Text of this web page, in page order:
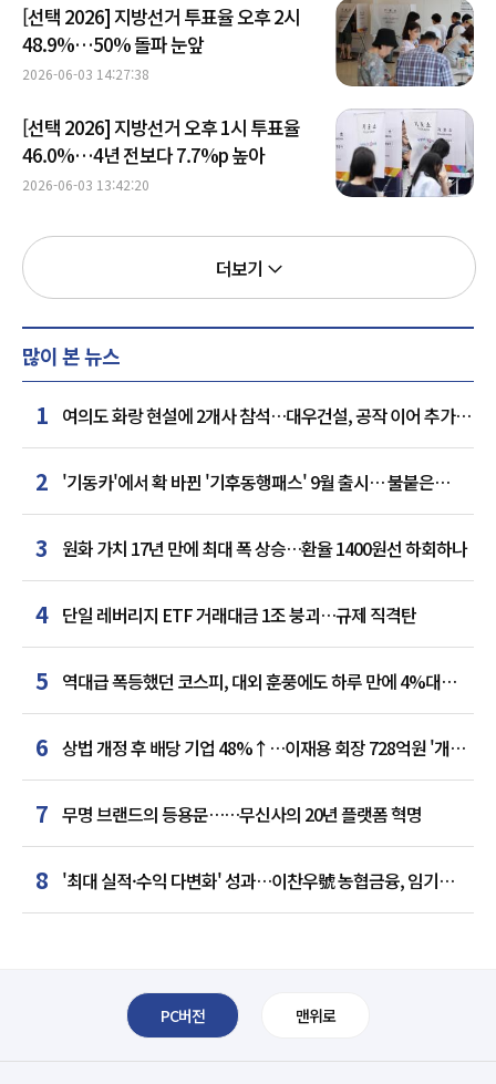
[선택 2026] 지방선거 투표율 오후 2시
48.9%…50% 돌파 눈앞
2026-06-03 14:27:38
[선택 2026] 지방선거 오후 1시 투표율
46.0%…4년 전보다 7.7%p 높아
2026-06-03 13:42:20
더보기
많이 본 뉴스
1 여의도 화랑 현설에 2개사 참석…대우건설, 공작 이어 추가
거점 확보하나
2 '기동카'에서 확 바뀐 '기후동행패스' 9월 출시… 불붙은
카드사 경쟁
3 원화 가치 17년 만에 최대 폭 상승…환율 1400원선 하회하나
4 단일 레버리지 ETF 거래대금 1조 붕괴…규제 직격탄
5 역대급 폭등했던 코스피, 대외 훈풍에도 하루 만에 4%대
급락
6 상법 개정 후 배당 기업 48%↑…이재용 회장 728억원 '개인
최다'
7 무명 브랜드의 등용문……무신사의 20년 플랫폼 혁명
8 '최대 실적·수익 다변화' 성과…이찬우號 농협금융, 임기
말년 성장 박차
PC버전 맨위로